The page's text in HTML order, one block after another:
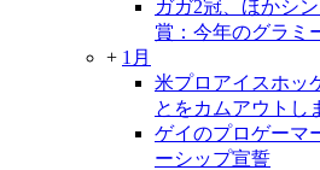
ガガ2冠、ほかシ
賞：今年のグラミ
+ 1月
米プロアイスホッ
とをカムアウトし
ゲイのプロゲーマ
ーシップ宣誓